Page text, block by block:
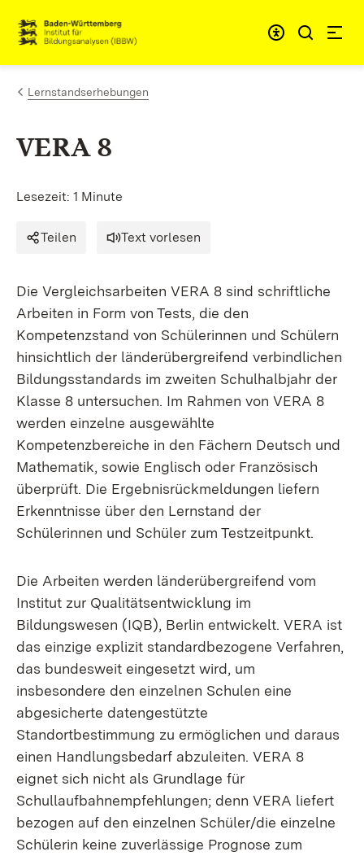
Zum Inhalt springen
Link zur Startseite
Lernstandserhebungen
VERA 8
Lesezeit: 1 Minute
Teilen Text vorlesen
Die Vergleichsarbeiten VERA 8 sind schriftliche
Arbeiten in Form von Tests, die den
Kompetenzstand von Schülerinnen und Schülern
hinsichtlich der länderübergreifend verbindlichen
Bildungsstandards im zweiten Schulhalbjahr der
Klasse 8 untersuchen. Im Rahmen von VERA 8
werden einzelne ausgewählte
Kompetenzbereiche in den Fächern Deutsch und
Mathematik, sowie Englisch oder Französisch
überprüft. Die Ergebnisrückmeldungen liefern
Erkenntnisse über den Lernstand der
Schülerinnen und Schüler zum Testzeitpunkt.
Die Arbeiten werden länderübergreifend vom
Institut zur Qualitätsentwicklung im
Bildungswesen (IQB), Berlin entwickelt. VERA ist
das einzige explizit standardbezogene Verfahren,
das bundesweit eingesetzt wird, um
insbesondere den einzelnen Schulen eine
abgesicherte datengestützte
Standortbestimmung zu ermöglichen und daraus
einen Handlungsbedarf abzuleiten. VERA 8
eignet sich nicht als Grundlage für
Schullaufbahnempfehlungen; denn VERA liefert
bezogen auf den einzelnen Schüler/die einzelne
Schülerin keine zuverlässige Prognose zum